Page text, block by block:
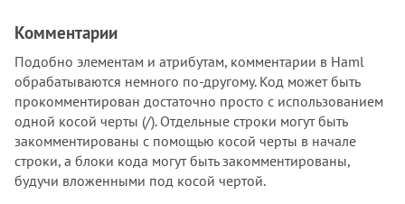
Комментарии
Подобно элементам и атрибутам, комментарии в Haml
обрабатываются немного по-другому. Код может быть
прокомментирован достаточно просто с использованием
одной косой черты (/). Отдельные строки могут быть
закомментированы с помощью косой черты в начале
строки, а блоки кода могут быть закомментированы,
будучи вложенными под косой чертой.